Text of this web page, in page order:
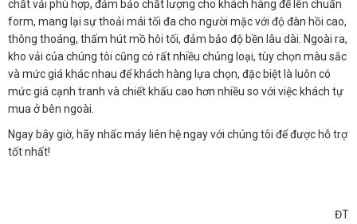
chất vải phù hợp, đảm bảo chất lượng cho khách hàng để lên chuẩn
form, mang lại sự thoải mái tối đa cho người mặc với độ đàn hồi cao,
thông thoáng, thấm hút mồ hôi tối, đảm bảo độ bền lâu dài. Ngoài ra,
kho vải của chúng tôi cũng có rất nhiều chủng loại, tùy chọn màu sắc
và mức giá khác nhau để khách hàng lựa chọn, đặc biệt là luôn có
mức giá cạnh tranh và chiết khấu cao hơn nhiều so với việc khách tự
mua ở bên ngoài.
Ngay bây giờ, hãy nhấc máy liên hệ ngay với chúng tôi để được hỗ trợ
tốt nhất!
ĐT